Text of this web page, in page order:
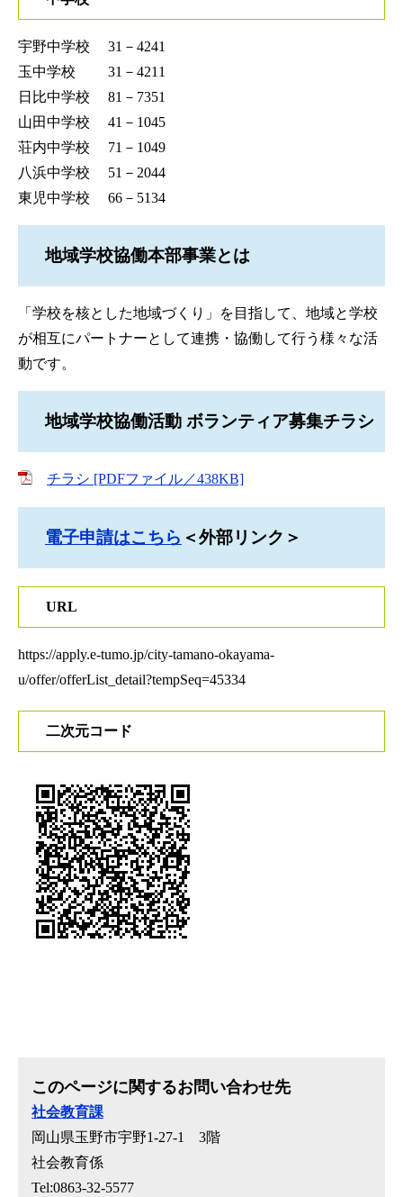
宇野中学校 31－4241
玉中学校 31－4211
日比中学校 81－7351
山田中学校 41－1045
荘内中学校 71－1049
八浜中学校 51－2044
東児中学校 66－5134
地域学校協働本部事業とは
「学校を核とした地域づくり」を目指して、地域と学校
が相互にパートナーとして連携・協働して行う様々な活
動です。
地域学校協働活動 ボランティア募集チラシ
チラシ [PDFファイル／438KB]
電子申請はこちら ＜外部リンク＞
URL
https://apply.e-tumo.jp/city-tamano-okayama-
u/offer/offerList_detail?tempSeq=45334
二次元コード
このページに関するお問い合わせ先
社会教育課
岡山県玉野市宇野1-27-1 3階
社会教育係
Tel:0863-32-5577